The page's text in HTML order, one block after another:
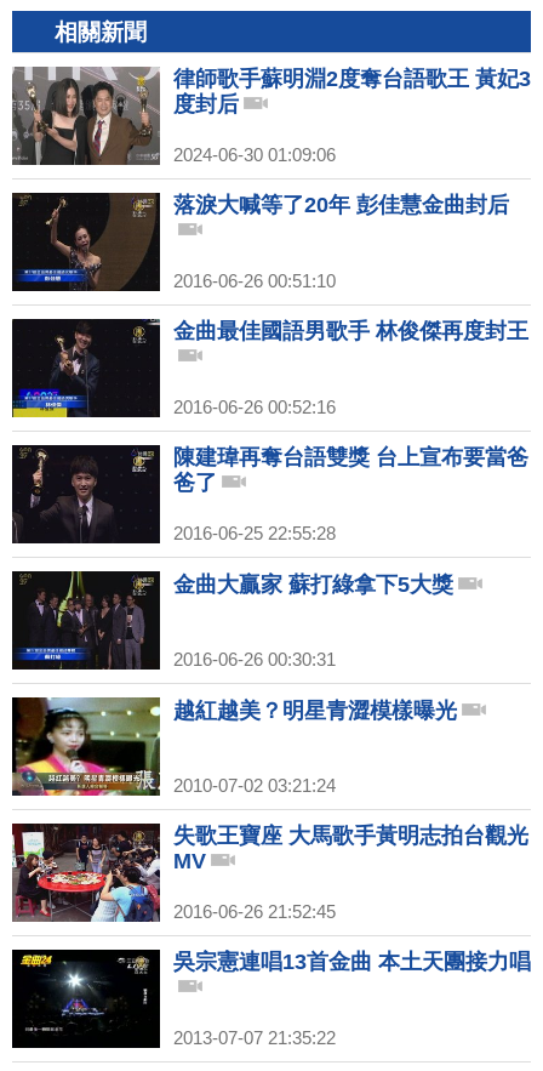
相關新聞
律師歌手蘇明淵2度奪台語歌王 黃妃3
度封后
2024-06-30 01:09:06
落淚大喊等了20年 彭佳慧金曲封后
2016-06-26 00:51:10
金曲最佳國語男歌手 林俊傑再度封王
2016-06-26 00:52:16
陳建瑋再奪台語雙獎 台上宣布要當爸
爸了
2016-06-25 22:55:28
金曲大贏家 蘇打綠拿下5大獎
2016-06-26 00:30:31
越紅越美？明星青澀模樣曝光
2010-07-02 03:21:24
失歌王寶座 大馬歌手黃明志拍台觀光
MV
2016-06-26 21:52:45
吳宗憲連唱13首金曲 本土天團接力唱
2013-07-07 21:35:22